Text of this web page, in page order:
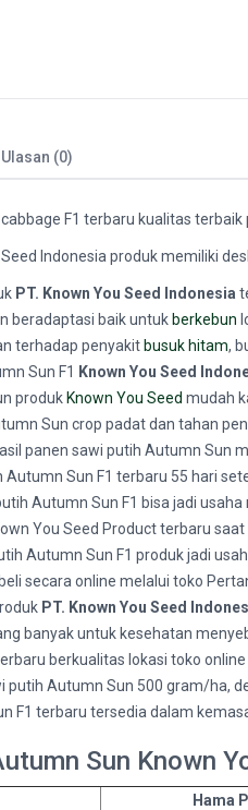
Ulasan (0)
F1 terbaru kualitas terbaik
Indonesia produk memiliki
PT. Known You Seed Indonesia
beradaptasi baik untuk berkebun
terhadap penyakit busuk hitam,
Sun F1 Known You Seed
produk Known You Seed mudah
Sun crop padat dan tahan
panen sawi putih Autumn Sun
Sun F1 terbaru 55 hari
Autumn Sun F1 bisa jadi usaha
You Seed Product terbaru
Autumn Sun F1 produk jadi
secara online melalui toko
PT. Known You Seed
banyak untuk kesehatan
berkualitas lokasi toko
putih Autumn Sun 500 gram/ha,
F1 terbaru tersedia dalam
Sun Known
Hama